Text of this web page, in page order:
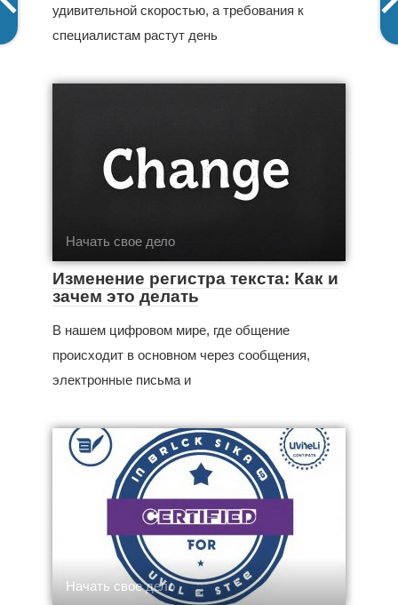
удивительной скоростью, а требования к
специалистам растут день
Начать свое дело
Изменение регистра текста: Как и
зачем это делать
В нашем цифровом мире, где общение
происходит в основном через сообщения,
электронные письма и
Начать свое дело